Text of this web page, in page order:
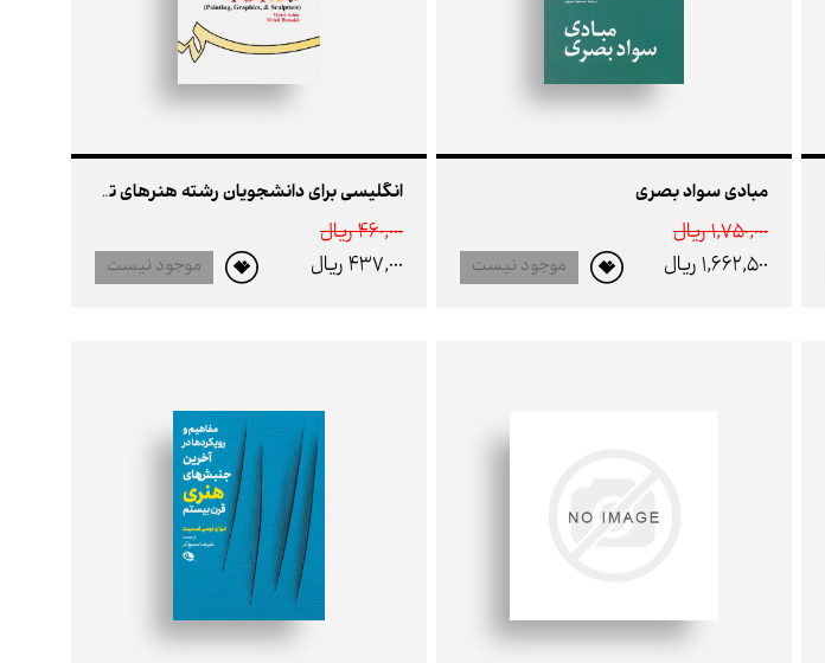
مبادی سواد بصری
1,750,000 ريال
1,662,500 ريال
موجود نیست
انگلیسی برای دانشجویان رشته هنرهای تجسمی(نقاشی.گرافیک.مجسمه سازی) (0207)
460,000 ريال
437,000 ريال
موجود نیست